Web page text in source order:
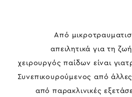
Από
απειλητικά για τη
χειρουργός παίδων είναι
Συνεπικουρούμενος από άλλες
από παρακλινικές